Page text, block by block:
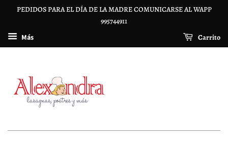
PEDIDOS PARA EL DÍA DE LA MADRE COMUNICARSE AL WAPP
995744911
Más Carrito